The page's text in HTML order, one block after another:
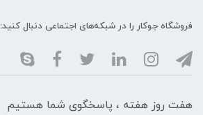
فروشگاه جوکار را در شبکه‌های اجتماعی دنبال کنید:
هفت روز هفته ، پاسخگوی شما هستیم